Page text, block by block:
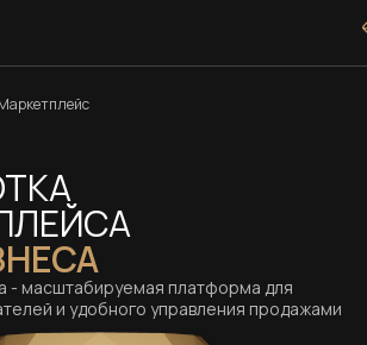
- масштабируемая платформа для
и удобного управления продажами